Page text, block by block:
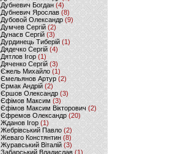
Дубневич Богдан (4)
Дубневич Ярослав (8)
Дубовой Олександр(9)
Думчев Сергій (2)
Дунаєв Сергій(3)
Дурдинець Тиберій (1)
Дядечко Сергій (4)
Дятлов Ігор (1)
Дяченко Сергій (3)
Єжель Михайло (1)
Ємельянов Артур (2)
Єрмак Андрій (2)
Єршов Олександр (3)
Єфімов Максим (3)
Єфімов Максим Вікторович (2)
Єфремов Олександр (20)
Жданов Ігор (1)
Жебрівський Павло (2)
Жеваго Констянтин (8)
Журавський Віталій (3)
Забарський Владислав (1)